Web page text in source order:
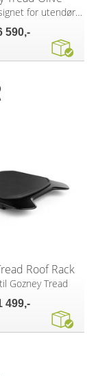
Pizzaovn designet for utendørs eventyr
590,-
Roof Rack
Gozney Tread
499,-